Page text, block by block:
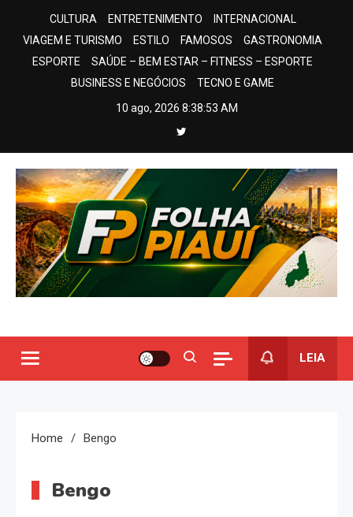
CULTURA ENTRETENIMENTO
INTERNACIONAL
VIAGEM E TURISMO
ESTILO FAMOSOS
GASTRONOMIA
ESPORTE
SAÚDE – BEM ESTAR – FITNESS – ESPORTE
BUSINESS E NEGÓCIOS
TECNO E GAME
10 ago, 2026 8:38:54 AM
LEIA
Home Bengo
Bengo